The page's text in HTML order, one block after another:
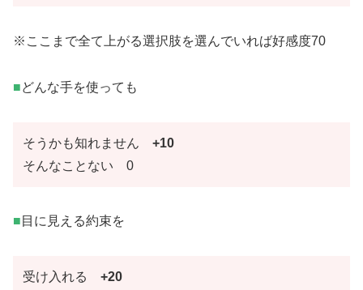
※ここまで全て上がる選択肢を選んでいれば好感度70
■どんな手を使っても
そうかも知れません +10
そんなことない 0
■ 目に見える約束を
受け入れる +20